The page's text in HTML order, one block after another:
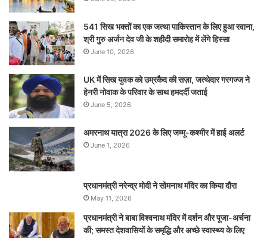
541 सिख भक्तों का एक जत्था पाकिस्तान के लिए हुआ रवाना,
श्री गुरु अर्जन देव जी के शहीदी समारोह में लेंगे हिस्सा
June 10, 2026
UK में सिख युवक को उम्रकैद की सज़ा, जत्थेदार गरगज्ज ने
हेनरी नोवाक के परिवार के साथ हमदर्दी जताई
June 5, 2026
अमरनाथ यात्रा 2026 के लिए जम्मू-कश्मीर में हाई अलर्ट
June 1, 2026
प्रधानमंत्री नरेन्‍द्र मोदी ने सोमनाथ मंदिर का किया दौरा
May 11, 2026
प्रधानमंत्री ने बाबा विश्वनाथ मंदिर में दर्शन और पूजा-अर्चना
की; समस्‍त देशवासियों के समृद्धि और अच्छे स्वास्थ्य के लिए